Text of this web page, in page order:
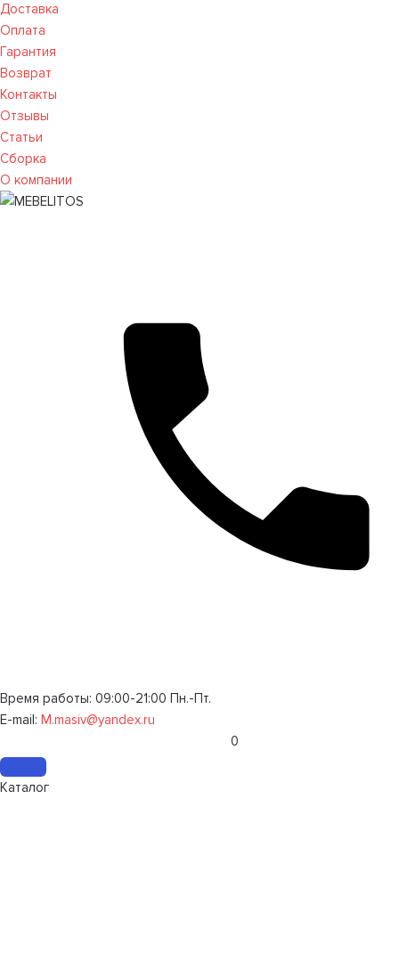
Доставка
Оплата
Гарантия
Возврат
Контакты
Отзывы
Статьи
Сборка
О компании
Время работы: 09:00-21:00 Пн.-Пт.
E-mail: M.masiv@yandex.ru
0
Каталог